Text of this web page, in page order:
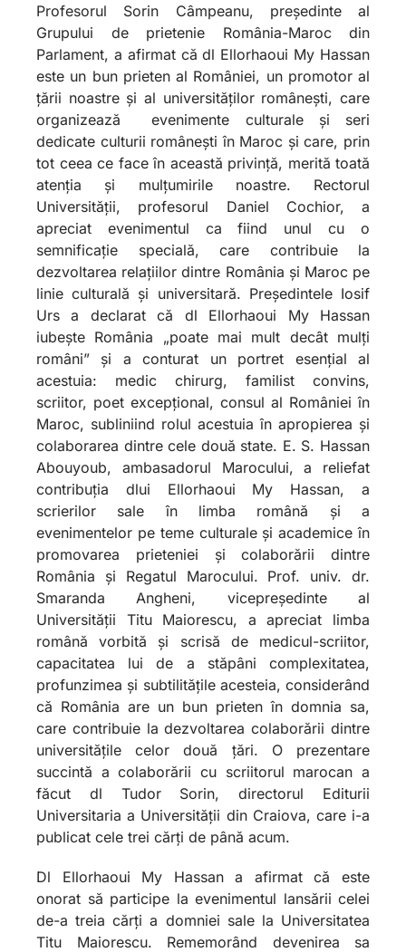
Profesorul Sorin Câmpeanu, președinte al
Grupului de prietenie România-Maroc din
Parlament, a afirmat că dl Ellorhaoui My Hassan
este un bun prieten al României, un promotor al
țării noastre și al universităților românești, care
organizează evenimente culturale și seri
dedicate culturii românești în Maroc și care, prin
tot ceea ce face în această privință, merită toată
atenția și mulțumirile noastre. Rectorul
Universității, profesorul Daniel Cochior, a
apreciat evenimentul ca fiind unul cu o
semnificație specială, care contribuie la
dezvoltarea relațiilor dintre România și Maroc pe
linie culturală și universitară. Președintele Iosif
Urs a declarat că dl Ellorhaoui My Hassan
iubește România „poate mai mult decât mulți
români” și a conturat un portret esențial al
acestuia: medic chirurg, familist convins,
scriitor, poet excepțional, consul al României în
Maroc, subliniind rolul acestuia în apropierea și
colaborarea dintre cele două state. E. S. Hassan
Abouyoub, ambasadorul Marocului, a reliefat
contribuția dlui Ellorhaoui My Hassan, a
scrierilor sale în limba română și a
evenimentelor pe teme culturale și academice în
promovarea prieteniei și colaborării dintre
România și Regatul Marocului. Prof. univ. dr.
Smaranda Angheni, vicepreședinte al
Universității Titu Maiorescu, a apreciat limba
română vorbită și scrisă de medicul-scriitor,
capacitatea lui de a stăpâni complexitatea,
profunzimea și subtilitățile acesteia, considerând
că România are un bun prieten în domnia sa,
care contribuie la dezvoltarea colaborării dintre
universitățile celor două țări. O prezentare
succintă a colaborării cu scriitorul marocan a
făcut dl Tudor Sorin, directorul Editurii
Universitaria a Universității din Craiova, care i-a
publicat cele trei cărți de până acum.
Dl Ellorhaoui My Hassan a afirmat că este
onorat să participe la evenimentul lansării celei
de-a treia cărți a domniei sale la Universitatea
Titu Maiorescu. Rememorând devenirea sa